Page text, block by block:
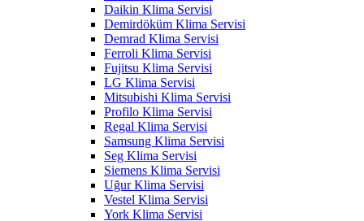
Daikin Klima Servisi
Demirdöküm Klima Servisi
Demrad Klima Servisi
Ferroli Klima Servisi
Fujitsu Klima Servisi
LG Klima Servisi
Mitsubishi Klima Servisi
Profilo Klima Servisi
Regal Klima Servisi
Samsung Klima Servisi
Seg Klima Servisi
Siemens Klima Servisi
Uğur Klima Servisi
Vestel Klima Servisi
York Klima Servisi